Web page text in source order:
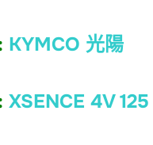
KYMCO 光陽
XSENCE 4V 125